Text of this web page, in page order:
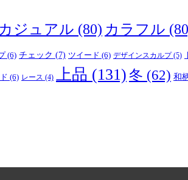
カジュアル (80) カラフル
(6) チェック (7) ツイード (6) デザインスカルプ(5)
(6) レース (4) 上品 (131) 冬 (62) 和